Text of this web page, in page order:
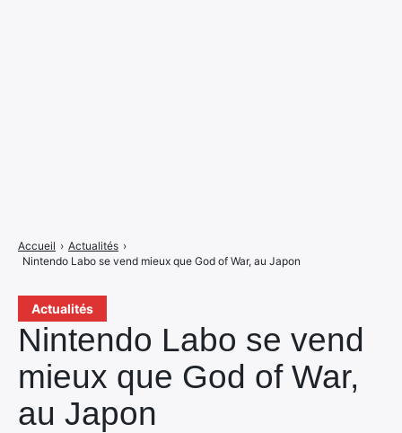
Actualités
Nintendo Labo se vend
mieux que God of War,
au Japon
Accueil › Actualités ›
Nintendo Labo se vend mieux que God of War, au Japon